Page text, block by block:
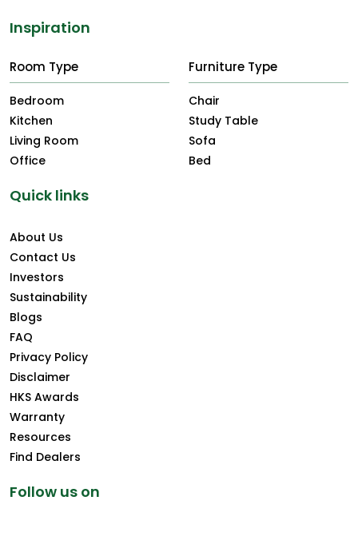
Inspiration
Room Type
Bedroom
Kitchen
Living Room
Office
Furniture Type
Chair
Study Table
Sofa
Bed
Quick links
About Us
Contact Us
Investors
Sustainability
Blogs
FAQ
Privacy Policy
Disclaimer
HKS Awards
Warranty
Resources
Find Dealers
Follow us on